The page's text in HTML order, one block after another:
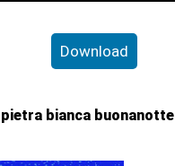
Download
pietra bianca buonanotte